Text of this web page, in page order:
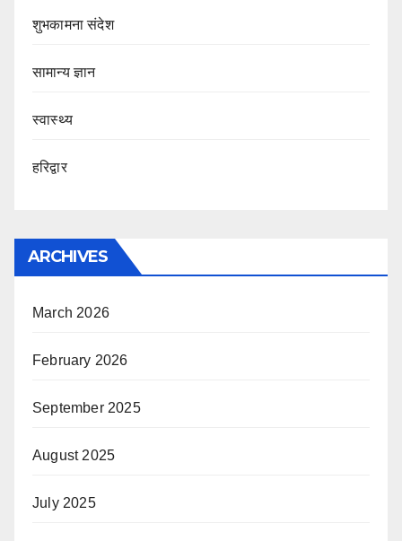
शुभकामना संदेश
सामान्य ज्ञान
स्वास्थ्य
हरिद्वार
ARCHIVES
March 2026
February 2026
September 2025
August 2025
July 2025